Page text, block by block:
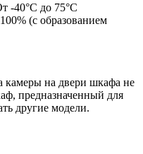
-40°C до 75°C
(с образованием
камеры на двери шкафа не
предназначенный для
другие модели.